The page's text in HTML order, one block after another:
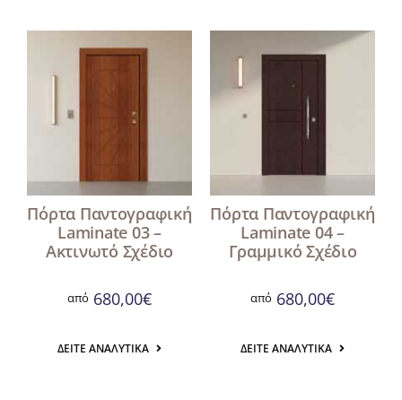
Πόρτα Παντογραφική
Laminate 03 –
Ακτινωτό Σχέδιο
από 680,00€
ΔΕΊΤΕ ΑΝΑΛΥΤΙΚΆ
Πόρτα Παντογραφική
Laminate 04 –
Γραμμικό Σχέδιο
από 680,00€
ΔΕΊΤΕ ΑΝΑΛΥΤΙΚΆ